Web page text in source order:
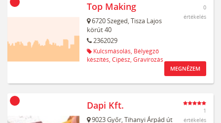
Top Making
6720Szeged,Tisza Lajos
körút 40
2362029
Kulcsmásolás, Bélyegző
készítés, Cipész, Gravírozás
0
értékelés
MEGNÉZEM
Dapi Kft.
9023Győr,Tihanyi Árpád út
1
értékelés